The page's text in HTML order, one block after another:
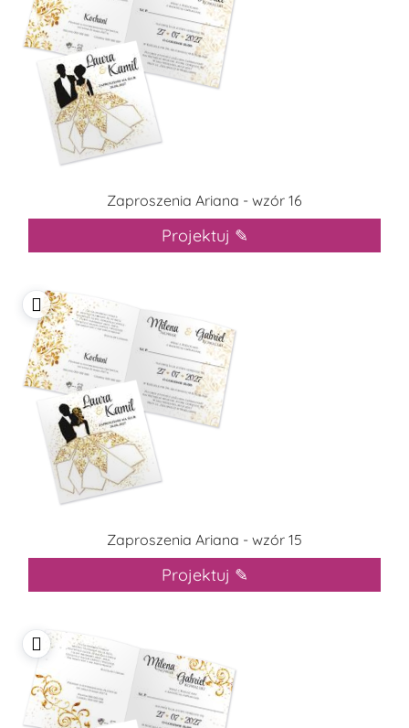
Zaproszenia Ariana - wzór 16
Projektuj ✎
Zaproszenia Ariana - wzór 15
Projektuj ✎